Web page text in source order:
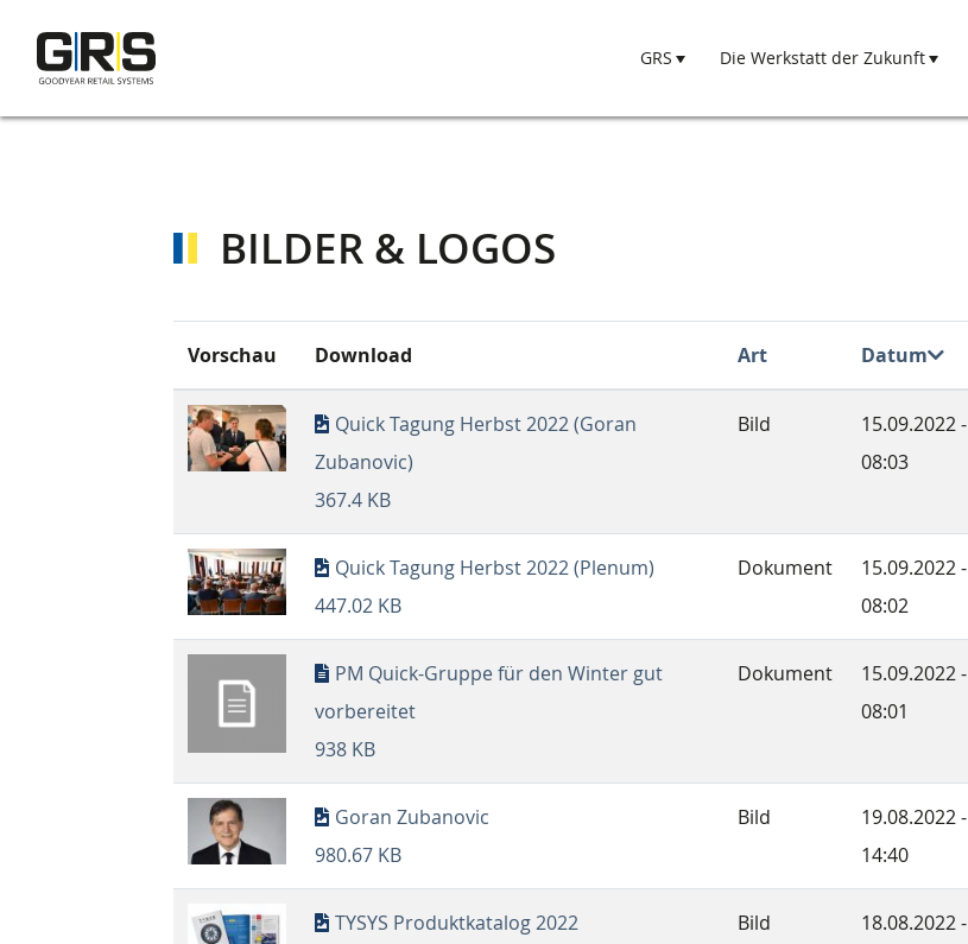
Direkt
Hauptnavigation
GRS Die Werkstatt der Zukunft
BILDER & LOGOS
Vorschau Download Art Datum
Quick Tagung Herbst 2022 (Goran
Zubanovic)
367.4 KB
Bild
15.09.2022 -
08:03
Quick Tagung Herbst 2022 (Plenum)
447.02 KB
Dokument
15.09.2022 -
08:02
PM Quick-Gruppe für den Winter gut
vorbereitet
938 KB
Dokument
15.09.2022 -
08:01
Goran Zubanovic
980.67 KB
Bild
19.08.2022 -
14:40
TYSYS Produktkatalog 2022
Bild
18.08.2022 -